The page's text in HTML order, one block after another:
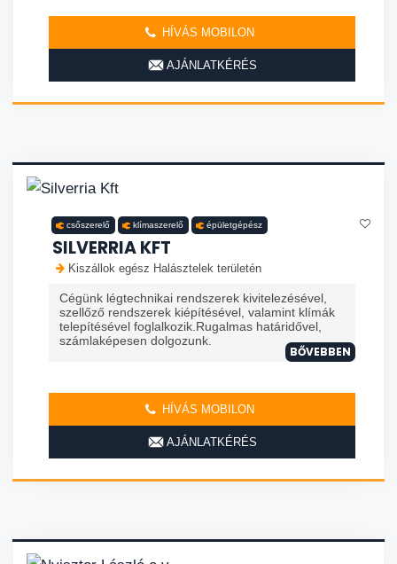
HÍVÁS MOBILON
AJÁNLATKÉRÉS
csőszerelő klímaszerelő épületgépész
SILVERRIA KFT
Kiszállok egész Halásztelek területén
Cégünk légtechnikai rendszerek kivitelezésével,
szellőző rendszerek kiépítésével, valamint klímák
telepítésével foglalkozik.Rugalmas határidővel,
számlaképesen dolgozunk.
BŐVEBBEN
HÍVÁS MOBILON
AJÁNLATKÉRÉS